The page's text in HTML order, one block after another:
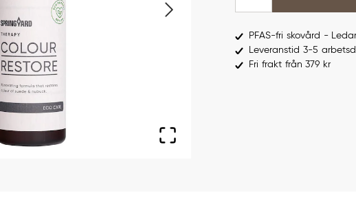
PFAS-fri skovård -
Leveranstid 3-5
Fri frakt från 379 kr